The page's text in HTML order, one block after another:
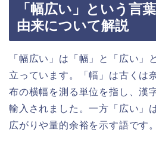
「幅広い」という言
由来について解説
「幅広い」は「幅」と「広い」
立っています。「幅」は古くは
布の横幅を測る単位を指し、漢
輸入されました。一方「広い」
広がりや量的余裕を示す語です。